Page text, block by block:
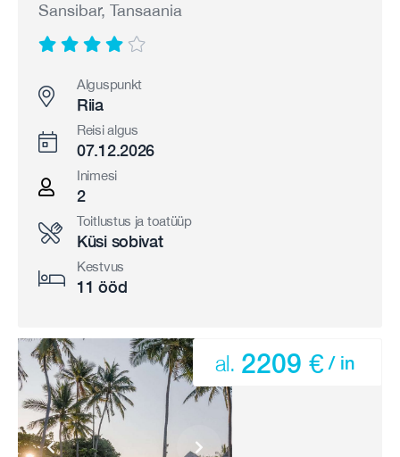
Sansibar, Tansaania
Alguspunkt
Riia
Reisi algus
07.12.2026
Inimesi
2
Toitlustus ja toatüüp
Küsi sobivat
Kestvus
11 ööd
al. 2209 € / in